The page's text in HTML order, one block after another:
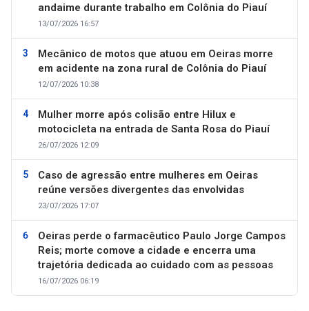
andaime durante trabalho em Colônia do Piauí
13/07/2026 16:57
Mecânico de motos que atuou em Oeiras morre
em acidente na zona rural de Colônia do Piauí
12/07/2026 10:38
Mulher morre após colisão entre Hilux e
motocicleta na entrada de Santa Rosa do Piauí
26/07/2026 12:09
Caso de agressão entre mulheres em Oeiras
reúne versões divergentes das envolvidas
23/07/2026 17:07
Oeiras perde o farmacêutico Paulo Jorge Campos
Reis; morte comove a cidade e encerra uma
trajetória dedicada ao cuidado com as pessoas
16/07/2026 06:19